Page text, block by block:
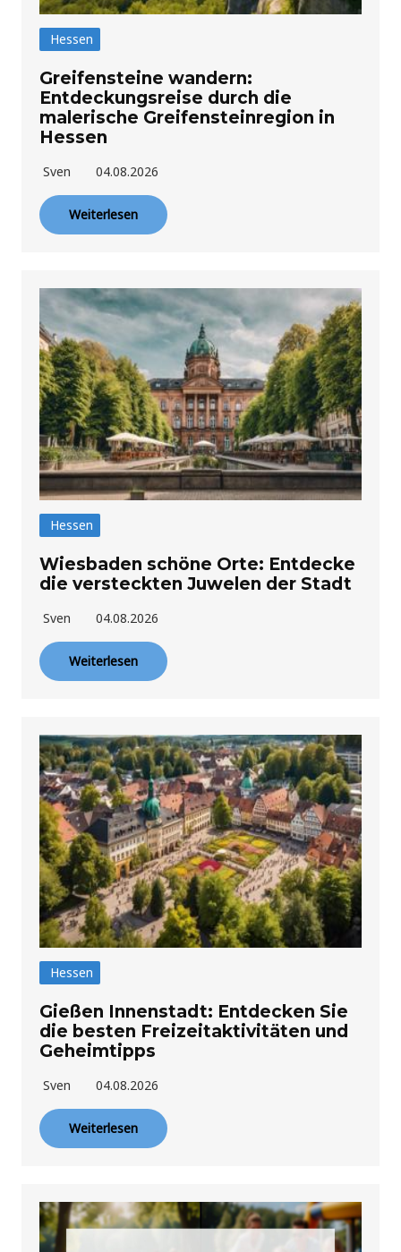
Hessen
Greifensteine wandern:
Entdeckungsreise durch die
malerische Greifensteinregion in
Hessen
Sven 04.08.2026
Weiterlesen
Hessen
Wiesbaden schöne Orte: Entdecke
die versteckten Juwelen der Stadt
Sven 04.08.2026
Weiterlesen
Hessen
Gießen Innenstadt: Entdecken Sie
die besten Freizeitaktivitäten und
Geheimtipps
Sven 04.08.2026
Weiterlesen